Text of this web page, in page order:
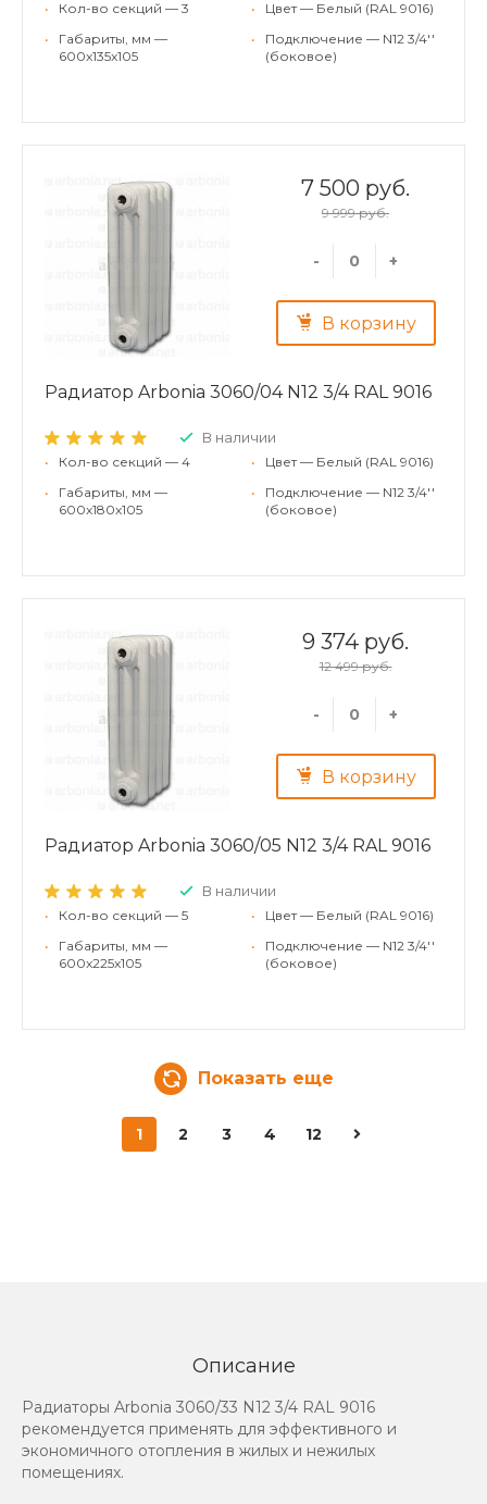
•
Кол-во секций — 3
•
Габариты, мм —
600x135x105
•
Цвет — Белый (RAL 9016)
•
Подключение — N12 3/4''
(боковое)
7 500 руб.
9 999 руб.
- +
В корзину
Радиатор Arbonia 3060/04 N12 3/4 RAL 9016
В наличии
•
Кол-во секций — 4
•
Габариты, мм —
600x180x105
•
Цвет — Белый (RAL 9016)
•
Подключение — N12 3/4''
(боковое)
9 374 руб.
12 499 руб.
- +
В корзину
Радиатор Arbonia 3060/05 N12 3/4 RAL 9016
В наличии
•
Кол-во секций — 5
•
Габариты, мм —
600x225x105
•
Цвет — Белый (RAL 9016)
•
Подключение — N12 3/4''
(боковое)
Показать еще
1 2 3 4 12
Описание
Радиаторы Arbonia 3060/33 N12 3/4 RAL 9016
рекомендуется применять для эффективного и
экономичного отопления в жилых и нежилых
помещениях.